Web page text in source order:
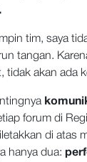
tim, saya
tangan.
tidak akan ada
forum di
di atas
hanya dua: